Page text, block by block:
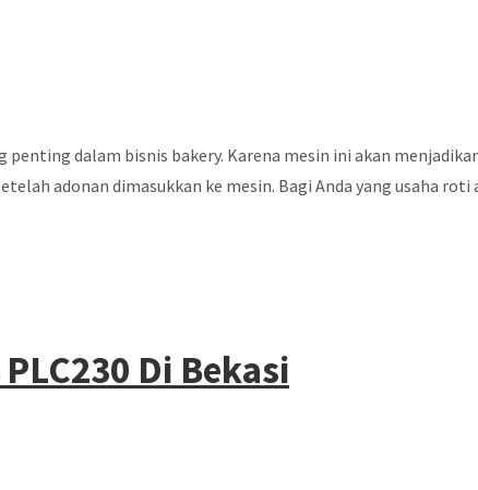
dalam bisnis bakery. Karena mesin ini akan
adonan dimasukkan ke mesin. Bagi Anda yang usaha
Di Bekasi